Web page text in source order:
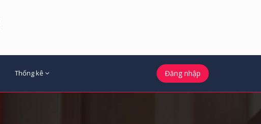
Thống kê Đăng nhập